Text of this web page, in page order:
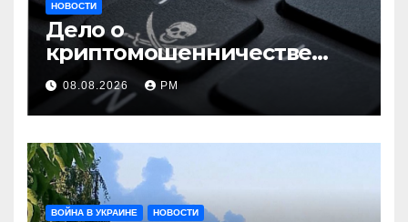
НОВОСТИ
Дело о
криптомошенничестве
оборачивают в содействие
терроризму
08.08.2026 РМ
ВОЙНА В УКРАИНЕ НОВОСТИ